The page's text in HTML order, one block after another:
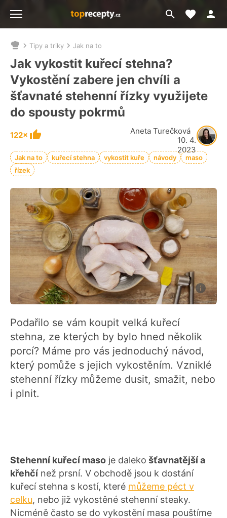
Přejít
na
Moje
Nacházíte
se
zde:
Tipy a triky Jak na to
Jak vykostit kuřecí stehna?
Vykostění zabere jen chvíli a
šťavnaté stehenní řízky využijete
do spousty pokrmů
122×
Aneta Turečková
10. 4.
2023
Jak na to kuřecí stehna vykostit kuře návody
maso
řízek
Podařilo se vám koupit velká kuřecí
stehna, ze kterých by bylo hned několik
porcí? Máme pro vás jednoduchý návod,
který pomůže s jejich vykostěním. Vzniklé
stehenní řízky můžeme dusit, smažit, nebo
i plnit.
Stehenní kuřecí maso je daleko šťavnatější a
křehčí než prsní. V obchodě jsou k dostání
kuřecí stehna s kostí, které můžeme péct v
celku, nebo již vykostěné stehenní steaky.
Nicméně často se do vykostění masa pouštíme